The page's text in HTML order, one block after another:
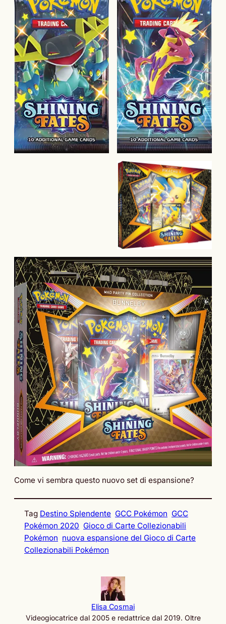
Come vi sembra questo nuovo set di espansione?
Tag Destino Splendente GCC Pokémon GCC
Pokémon 2020 Gioco di Carte Collezionabili
Pokémon nuova espansione del Gioco di Carte
Collezionabili Pokémon
Elisa Cosmai
Videogiocatrice dal 2005 e redattrice dal 2019. Oltre